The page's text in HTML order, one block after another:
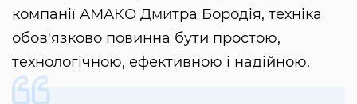
компанії АМАКО Дмитра Бородія, техніка
обов'язково повинна бути простою,
технологічною, ефективною і надійною.